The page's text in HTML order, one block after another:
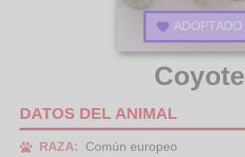
ADOPTADO
Coyote
DATOS DEL ANIMAL
RAZA:
Común europeo